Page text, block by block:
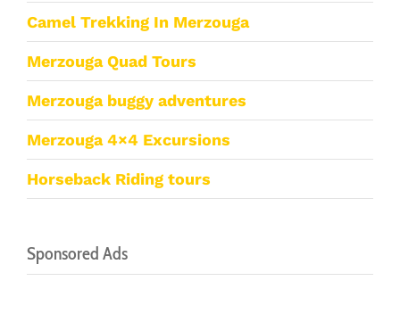
Camel Trekking In Merzouga
Merzouga Quad Tours
Merzouga buggy adventures
Merzouga 4×4 Excursions
Horseback Riding tours
Sponsored Ads